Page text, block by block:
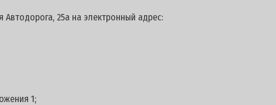
Автодорога, 25а на электронный адрес:
1;